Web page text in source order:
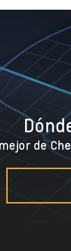
mejor de